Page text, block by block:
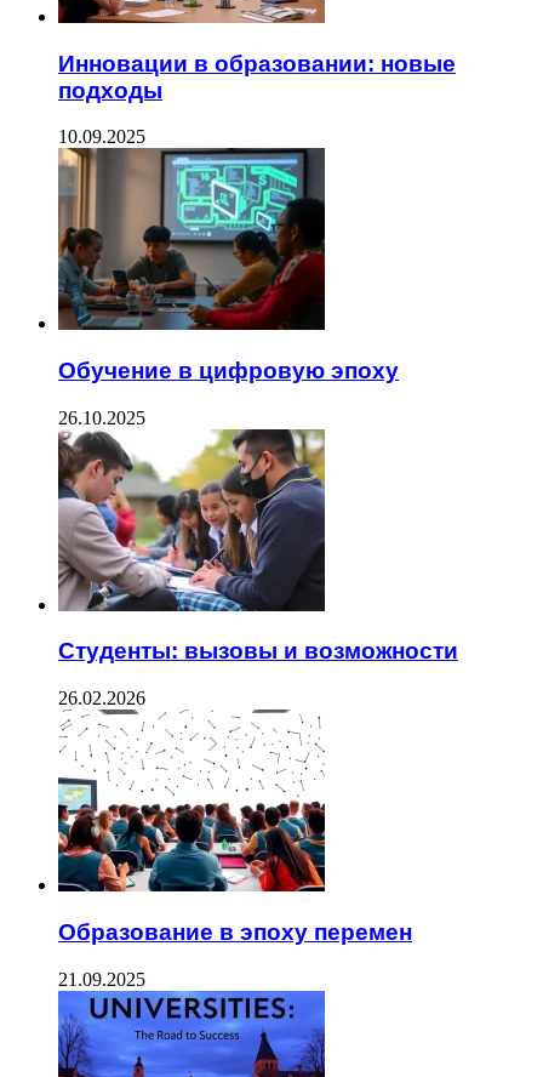
Инновации в образовании: новые
подходы
10.09.2025
Обучение в цифровую эпоху
26.10.2025
Студенты: вызовы и возможности
26.02.2026
Образование в эпоху перемен
21.09.2025